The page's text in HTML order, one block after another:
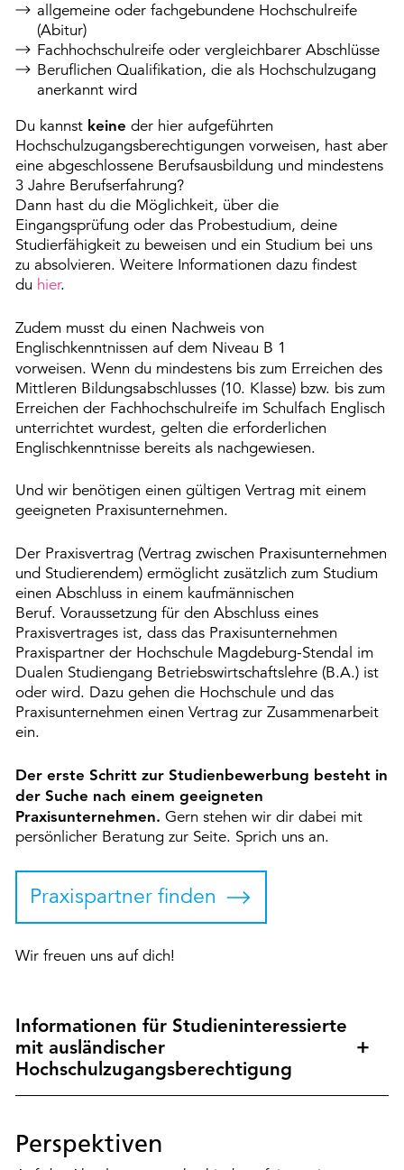
allgemeine oder fachgebundene Hochschulreife
(Abitur)
Fachhochschulreife oder vergleichbarer Abschlüsse
Beruflichen Qualifikation, die als Hochschulzugang
anerkannt wird
Du kannst keine der hier aufgeführten
Hochschulzugangsberechtigungen vorweisen, hast aber
eine abgeschlossene Berufsausbildung und mindestens
3 Jahre Berufserfahrung?
Dann hast du die Möglichkeit, über die
Eingangsprüfung oder das Probestudium, deine
Studierfähigkeit zu beweisen und ein Studium bei uns
zu absolvieren. Weitere Informationen dazu findest
du hier.
Zudem musst du einen Nachweis von
Englischkenntnissen auf dem Niveau B 1
vorweisen. Wenn du mindestens bis zum Erreichen des
Mittleren Bildungsabschlusses (10. Klasse) bzw. bis zum
Erreichen der Fachhochschulreife im Schulfach Englisch
unterrichtet wurdest, gelten die erforderlichen
Englischkenntnisse bereits als nachgewiesen.
Und wir benötigen einen gültigen Vertrag mit einem
geeigneten Praxisunternehmen.
Der Praxisvertrag (Vertrag zwischen Praxisunternehmen
und Studierendem) ermöglicht zusätzlich zum Studium
einen Abschluss in einem kaufmännischen
Beruf. Voraussetzung für den Abschluss eines
Praxisvertrages ist, dass das Praxisunternehmen
Praxispartner der Hochschule Magdeburg-Stendal im
Dualen Studiengang Betriebswirtschaftslehre (B.A.) ist
oder wird. Dazu gehen die Hochschule und das
Praxisunternehmen einen Vertrag zur Zusammenarbeit
ein.
Der erste Schritt zur Studienbewerbung besteht in
der Suche nach einem geeigneten
Praxisunternehmen. Gern stehen wir dir dabei mit
persönlicher Beratung zur Seite. Sprich uns an.
Praxispartner finden
Wir freuen uns auf dich!
Informationen für Studieninteressierte
mit ausländischer
Hochschulzugangsberechtigung
Perspektiven